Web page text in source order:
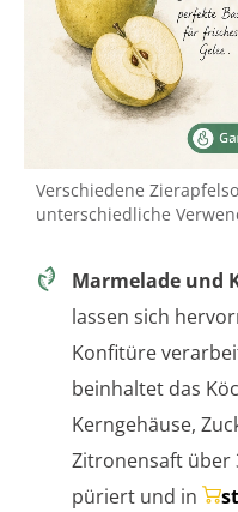
Verschiedene
unterschiedliche
Marmelade und
lassen sich
Konfitüre
beinhaltet das
Kerngehäuse,
Zitronensaft über
püriert und in